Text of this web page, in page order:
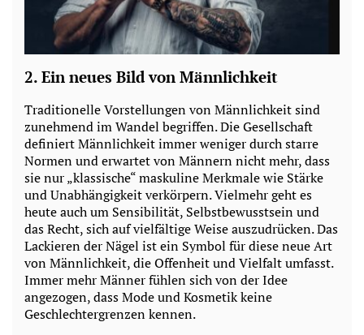
2. Ein neues Bild von Männlichkeit
Traditionelle Vorstellungen von Männlichkeit sind
zunehmend im Wandel begriffen. Die Gesellschaft
definiert Männlichkeit immer weniger durch starre
Normen und erwartet von Männern nicht mehr, dass
sie nur „klassische“ maskuline Merkmale wie Stärke
und Unabhängigkeit verkörpern. Vielmehr geht es
heute auch um Sensibilität, Selbstbewusstsein und
das Recht, sich auf vielfältige Weise auszudrücken. Das
Lackieren der Nägel ist ein Symbol für diese neue Art
von Männlichkeit, die Offenheit und Vielfalt umfasst.
Immer mehr Männer fühlen sich von der Idee
angezogen, dass Mode und Kosmetik keine
Geschlechtergrenzen kennen.